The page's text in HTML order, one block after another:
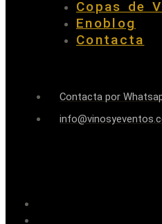
Copas de
Enoblog
Contacta
Contacta por